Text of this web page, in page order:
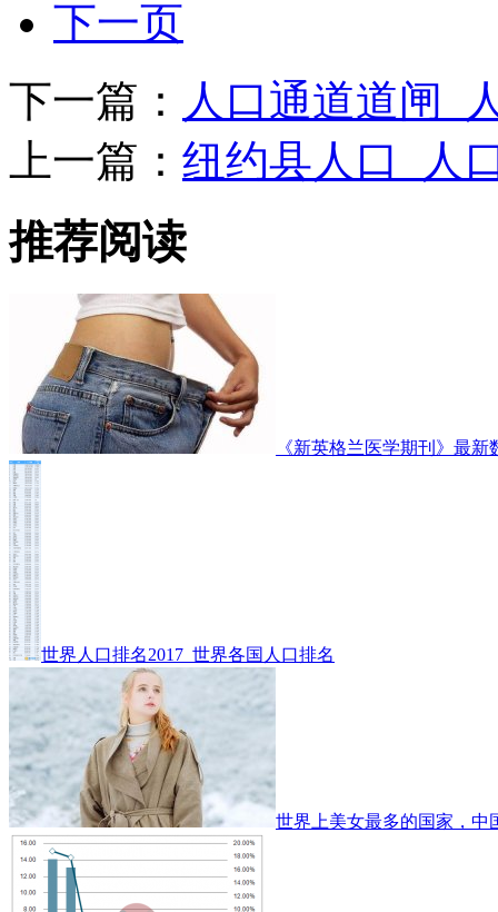
下一页
下一篇： 人口通道道闸_
上一篇： 纽约县人口_人
推荐阅读
《新英格兰医学期刊》最
世界人口排名2017_世界各国人口排名
世界上美女最多的国家，中